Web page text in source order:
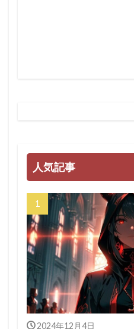
人気記事
2024年12月4日